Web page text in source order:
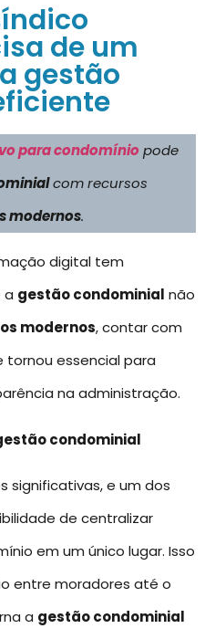
de um
gestão
para condomínio pode
com recursos
modernos.
digital tem
a gestão condominial não
modernos, contar com
tornou essencial para
na administração.
condominial
significativas, e um dos
de centralizar
em um único lugar. Isso
entre moradores até o
a gestão condominial